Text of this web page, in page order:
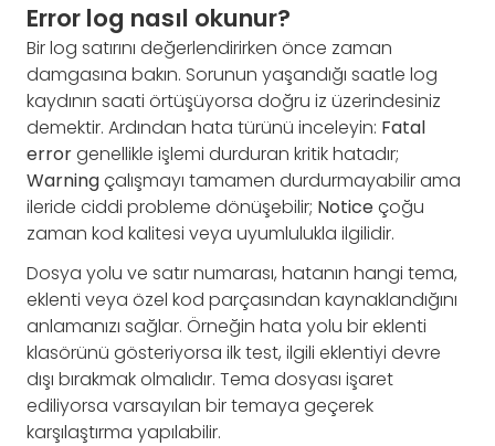
Error log nasıl okunur?
Bir log satırını değerlendirirken önce zaman
damgasına bakın. Sorunun yaşandığı saatle log
kaydının saati örtüşüyorsa doğru iz üzerindesiniz
demektir. Ardından hata türünü inceleyin: Fatal
errorgenellikle işlemi durduran kritik hatadır;
Warningçalışmayı tamamen durdurmayabilir ama
ileride ciddi probleme dönüşebilir; Noticeçoğu
zaman kod kalitesi veya uyumlulukla ilgilidir.
Dosya yolu ve satır numarası, hatanın hangi tema,
eklenti veya özel kod parçasından kaynaklandığını
anlamanızı sağlar. Örneğin hata yolu bir eklenti
klasörünü gösteriyorsa ilk test, ilgili eklentiyi devre
dışı bırakmak olmalıdır. Tema dosyası işaret
ediliyorsa varsayılan bir temaya geçerek
karşılaştırma yapılabilir.